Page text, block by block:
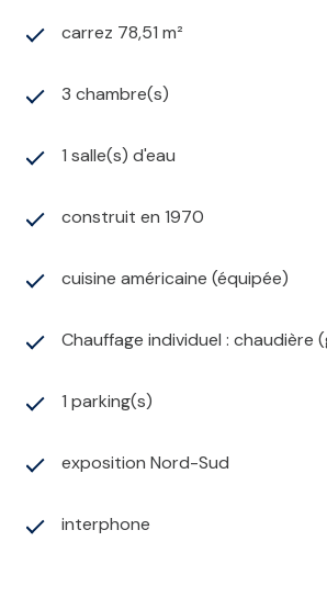
carrez 78,51 m²
3 chambre(s)
1 salle(s) d'eau
construit en 1970
cuisine américaine (équipée)
Chauffage individuel : chaudière
1 parking(s)
exposition Nord-Sud
interphone